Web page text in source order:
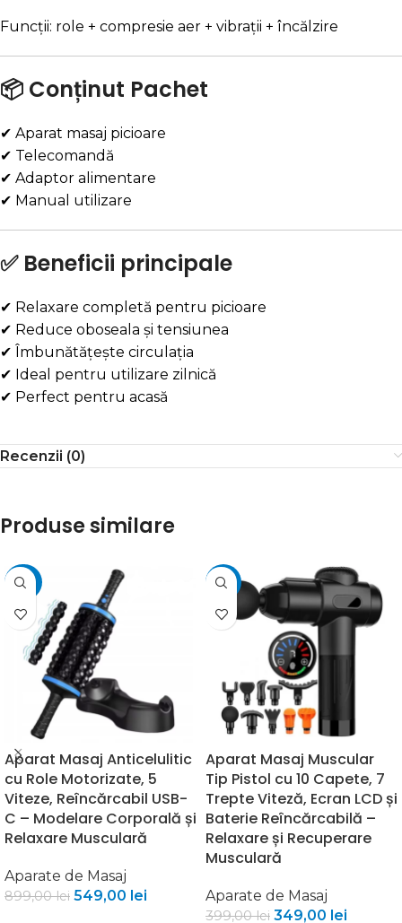
Funcții: role + compresie aer + vibrații + încălzire
📦 Conținut Pachet
✔ Aparat masaj picioare
✔ Telecomandă
✔ Adaptor alimentare
✔ Manual utilizare
✅ Beneficii principale
✔ Relaxare completă pentru picioare
✔ Reduce oboseala și tensiunea
✔ Îmbunătățește circulația
✔ Ideal pentru utilizare zilnică
✔ Perfect pentru acasă
Recenzii (0)
Produse similare
-39%
Aparat Masaj Anticelulitic
cu Role Motorizate, 5
Viteze, Reîncărcabil USB-
C – Modelare Corporală și
Relaxare Musculară
Aparate de Masaj
899,00lei 549,00 lei
-13%
Aparat Masaj Muscular
Tip Pistol cu 10 Capete, 7
Trepte Viteză, Ecran LCD și
Baterie Reîncărcabilă –
Relaxare și Recuperare
Musculară
Aparate de Masaj
399,00lei 349,00 lei